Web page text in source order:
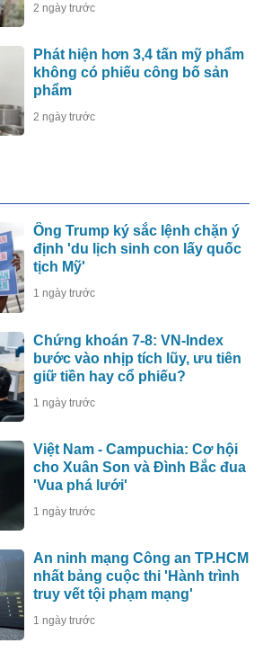
2 ngày trước
Phát hiện hơn 3,4 tấn mỹ phẩm
không có phiếu công bố sản
phẩm
2 ngày trước
Ông Trump ký sắc lệnh chặn ý
định 'du lịch sinh con lấy quốc
tịch Mỹ'
1 ngày trước
Chứng khoán 7-8: VN-Index
bước vào nhịp tích lũy, ưu tiên
giữ tiền hay cổ phiếu?
1 ngày trước
Việt Nam - Campuchia: Cơ hội
cho Xuân Son và Đình Bắc đua
'Vua phá lưới'
1 ngày trước
An ninh mạng Công an TP.HCM
nhất bảng cuộc thi 'Hành trình
truy vết tội phạm mạng'
1 ngày trước